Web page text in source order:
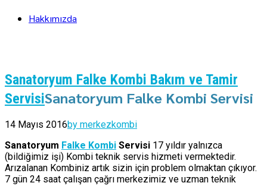
Hakkımızda
Sanatoryum Falke Kombi Bakım ve Tamir
ServisiSanatoryum Falke Kombi Servisi
14 Mayıs 2016by merkezkombi
Sanatoryum Falke Kombi Servisi 17 yıldır yalnızca
(bildiğimiz işi) Kombi teknik servis hizmeti vermektedir.
Arızalanan Kombiniz artık sizin için problem olmaktan çıkıyor.
7 gün 24 saat çalışan çağrı merkezimiz ve uzman teknik